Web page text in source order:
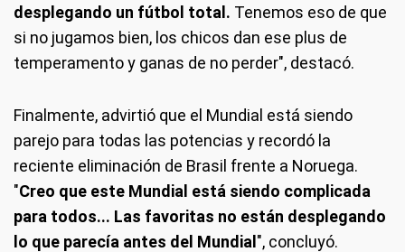
desplegando un fútbol total. Tenemos eso de que
si no jugamos bien, los chicos dan ese plus de
temperamento y ganas de no perder", destacó.
Finalmente, advirtió que el Mundial está siendo
parejo para todas las potencias y recordó la
reciente eliminación de Brasil frente a Noruega.
"Creo que este Mundial está siendo complicada
para todos... Las favoritas no están desplegando
lo que parecía antes del Mundial ", concluyó.